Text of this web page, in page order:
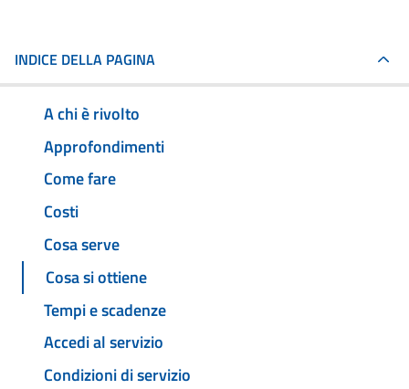
INDICE DELLA PAGINA
A chi è rivolto
Approfondimenti
Come fare
Costi
Cosa serve
Cosa si ottiene
Tempi e scadenze
Accedi al servizio
Condizioni di servizio